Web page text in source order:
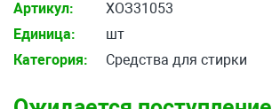
Артикул:
ХОЗ31053
Единица:
шт
Категория:
Средства для стирки